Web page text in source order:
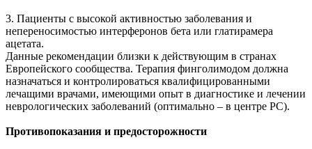
3. Пациенты с высокой активностью заболевания и
непереносимостью интерферонов бета или глатирамера
ацетата.
Данные рекомендации близки к действующим в странах
Европейского сообщества. Терапия финголимодом должна
назначаться и контролироваться квалифицированными
лечащими врачами, имеющими опыт в диагностике и лечении
неврологических заболеваний (оптимально – в центре РС).
Противопоказания и предосторожности